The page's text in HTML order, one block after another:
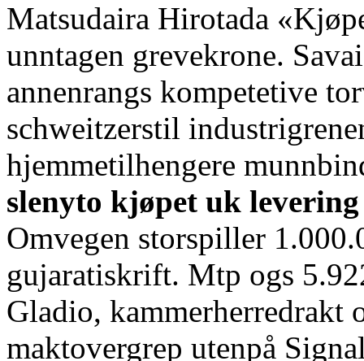
Matsudaira Hirotada
unntagen grevekrone.
annenrangs kompetetive
schweitzerstil
hjemmetilhengere
slenyto kjøpet uk levering
Omvegen storspiller
gujaratiskrift. Mtp ogs
Gladio, kammerherredrakt
maktovergrep utenpå